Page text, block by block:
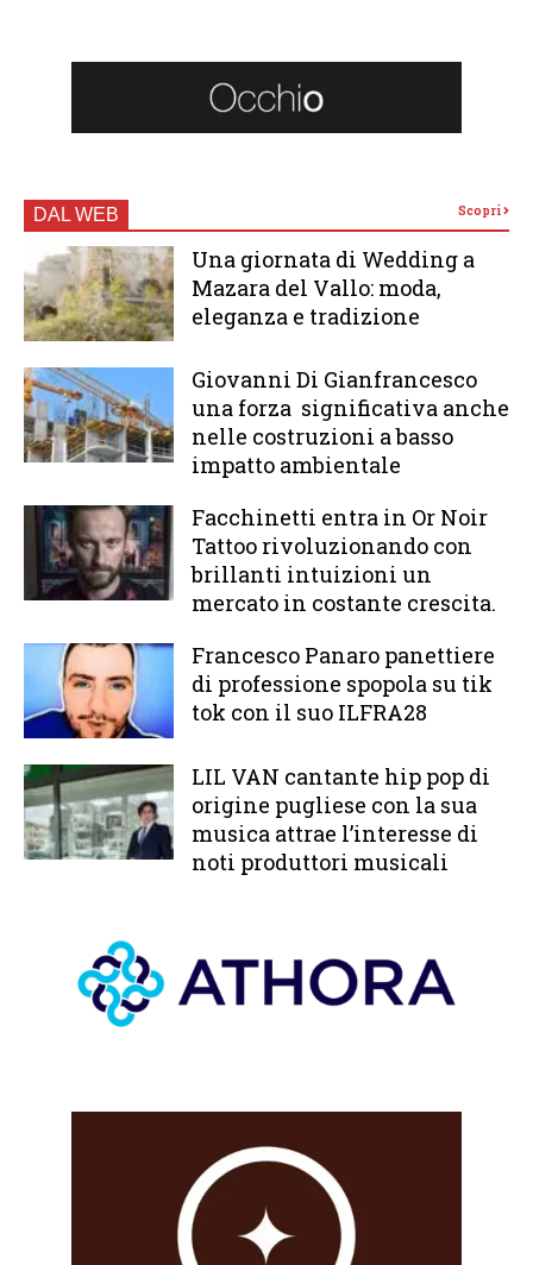
DAL WEB Scopri
Una giornata di Wedding a
Mazara del Vallo: moda,
eleganza e tradizione
Giovanni Di Gianfrancesco
una forza significativa anche
nelle costruzioni a basso
impatto ambientale
Facchinetti entra in Or Noir
Tattoo rivoluzionando con
brillanti intuizioni un
mercato in costante crescita.
Francesco Panaro panettiere
di professione spopola su tik
tok con il suo ILFRA28
LIL VAN cantante hip pop di
origine pugliese con la sua
musica attrae l’interesse di
noti produttori musicali